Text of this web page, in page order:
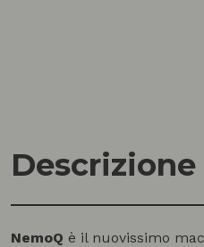
Descrizione
NemoQ è il nuovissimo